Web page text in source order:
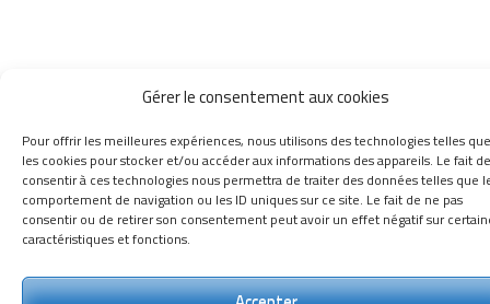
Gérer le consentement aux cookies
Pour offrir les meilleures expériences, nous utilisons des technologies telles que
les cookies pour stocker et/ou accéder aux informations des appareils. Le fait de
consentir à ces technologies nous permettra de traiter des données telles que
comportement de navigation ou les ID uniques sur ce site. Le fait de ne pas
consentir ou de retirer son consentement peut avoir un effet négatif sur
caractéristiques et fonctions.
Contact| Mentions légales|Politique de confidentialité